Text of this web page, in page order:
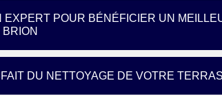
EXPERT POUR BÉNÉFICIER UN
DU NETTOYAGE DE VOTRE